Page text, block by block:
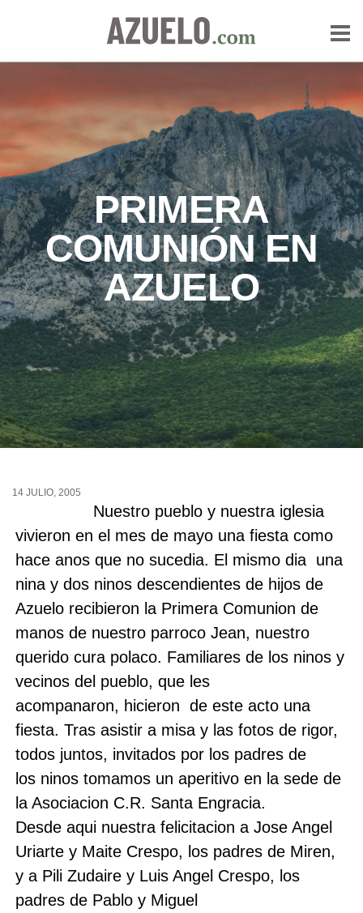
PRIMERA
COMUNIÓN EN
AZUELO
14 JULIO, 2005
Nuestro pueblo y nuestra iglesia
vivieron en el mes de mayo una fiesta como
hace anos que no sucedia. El mismo dia una
nina y dos ninos descendientes de hijos de
Azuelo recibieron la Primera Comunion de
manos de nuestro parroco Jean, nuestro
querido cura polaco. Familiares de los ninos y
vecinos del pueblo, que les
acompanaron, hicieron de este acto una
fiesta. Tras asistir a misa y las fotos de rigor,
todos juntos, invitados por los padres de
los ninos tomamos un aperitivo en la sede de
la Asociacion C.R. Santa Engracia.
Desde aqui nuestra felicitacion a Jose Angel
Uriarte y Maite Crespo, los padres de Miren,
y a Pili Zudaire y Luis Angel Crespo, los
padres de Pablo y Miguel